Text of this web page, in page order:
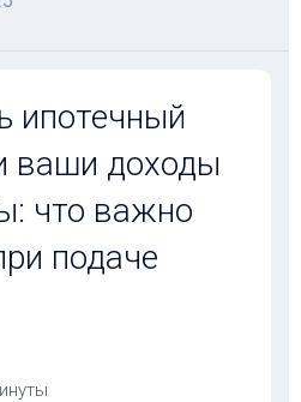
ипотечный
ваши доходы
что важно
подаче